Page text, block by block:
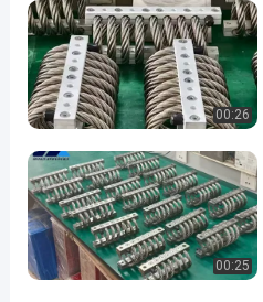
한
유
연
하
적
응
가
능
00:26
00:25